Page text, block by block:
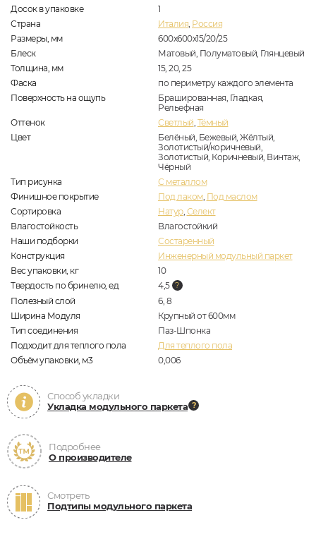
Досок в упаковке
1
Страна
Италия, Россия
Размеры, мм
600x600x15/20/25
Блеск
Матовый, Полуматовый, Глянцевый
Толщина, мм
15, 20, 25
Фаска
по периметру каждого элемента
Поверхность на ощупь
Брашированная, Гладкая,
Рельефная
Оттенок
Светлый, Тёмный
Цвет
Белёный, Бежевый, Жёлтый,
Золотистый/коричневый,
Золотистый, Коричневый, Винтаж,
Чёрный
Тип рисунка
С металлом
Финишное покрытие
Под лаком, Под маслом
Сортировка
Натур, Селект
Влагостойкость
Влагостойкий
Наши подборки
Состаренный
Конструкция
Инженерный модульный паркет
Вес упаковки, кг
10
Твердость по бринелю, ед
4,5
Полезный слой
6, 8
Ширина Модуля
Крупный от 600мм
Тип соединения
Паз-Шпонка
Подходит для теплого пола
Для теплого пола
Объём упаковки, м3
0,006
Способ укладки
Укладка модульного паркета
Подробнее
О производителе
Смотреть
Подтипы модульного паркета